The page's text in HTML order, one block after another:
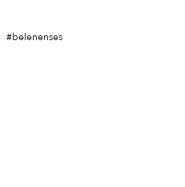
belenenses